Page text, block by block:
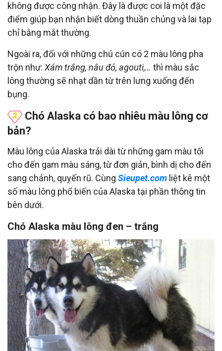
không được công nhận. Đây là được coi là một đặc
điểm giúp bạn nhận biết dòng thuần chủng và lai tạp
chỉ bằng mắt thường.
Ngoài ra, đối với những chú cún có 2 màu lông pha
trộn như: Xám trắng, nâu đỏ, agouti,… thì màu sắc
lông thường sẽ nhạt dần từ trên lưng xuống đến
bụng.
Chó Alaska có bao nhiêu màu lông cơ
bản?
Màu lông của Alaska trải dài từ những gam màu tối
cho đến gam màu sáng, từ đơn giản, bình dị cho đến
sang chảnh, quyến rũ. Cùng Sieupet.com liệt kê một
số màu lông phổ biến của Alaska tại phần thông tin
bên dưới.
Chó Alaska màu lông đen – trắng